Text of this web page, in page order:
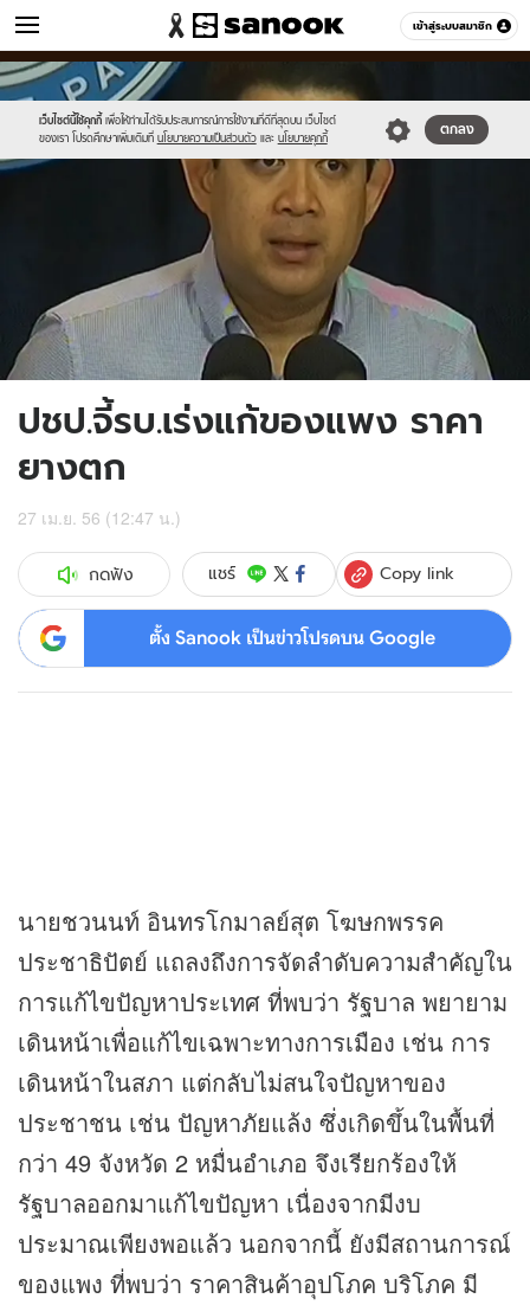
เข้าสู่ระบบสมาชิก
ข่าว หมวดอื่นๆ
เว็บไซต์นี้ใช้คุกกี้ เพื่อให้ท่านได้รับประสบการณ์การใช้งานที่ดีที่สุดบน เว็บไซต์
ของเรา โปรดศึกษาเพิ่มเติมที่ นโยบายความเป็นส่วนตัว และ นโยบายคุกกี้
ตกลง
Sanook
//s.isanook.com/sr/0/images/logo-
new-
sanook.png
600
60
//s.isanook.com/ns/0/ud/236/1182893/449339-
01.jpg
ปชป.จี้รบ.เร่งแก้ของแพง ราคา
ยางตก
27 เม.ย. 56 (12:47 น.)
กดฟัง แชร์ Copy link
ตั้ง Sanook เป็นข่าวโปรดบน Google
นายชวนนท์ อินทรโกมาลย์สุต โฆษกพรรค
ประชาธิปัตย์ แถลงถึงการจัดลำดับความสำคัญใน
การแก้ไขปัญหาประเทศ ที่พบว่า รัฐบาล พยายาม
เดินหน้าเพื่อแก้ไขเฉพาะทางการเมือง เช่น การ
เดินหน้าในสภา แต่กลับไม่สนใจปัญหาของ
ประชาชน เช่น ปัญหาภัยแล้ง ซึ่งเกิดขึ้นในพื้นที่
กว่า 49 จังหวัด 2 หมื่นอำเภอ จึงเรียกร้องให้
รัฐบาลออกมาแก้ไขปัญหา เนื่องจากมีงบ
ประมาณเพียงพอแล้ว นอกจากนี้ ยังมีสถานการณ์
ของแพง ที่พบว่า ราคาสินค้าอุปโภค บริโภค มี